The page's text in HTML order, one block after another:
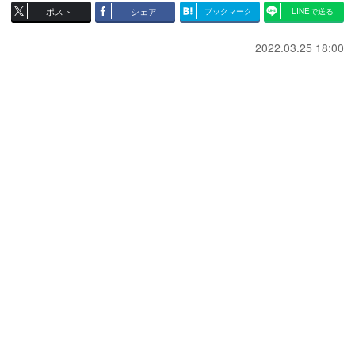
ポスト シェア ブックマーク LINEで送る
2022.03.25 18:00